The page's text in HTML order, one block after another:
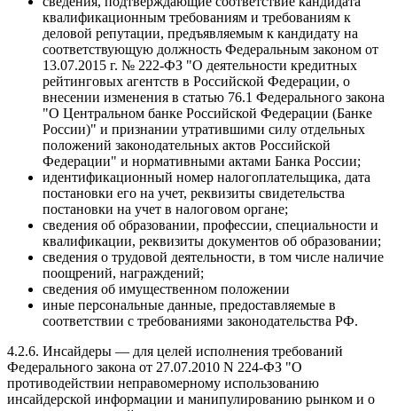
квалификационным требованиям и требованиям к
деловой репутации, предъявляемым к кандидату на
соответствующую должность Федеральным законом от
13.07.2015 г. № 222-ФЗ "О деятельности кредитных
рейтинговых агентств в Российской Федерации, о
внесении изменения в статью 76.1 Федерального закона
"О Центральном банке Российской Федерации (Банке
России)" и признании утратившими силу отдельных
положений законодательных актов Российской
Федерации" и нормативными актами Банка России;
идентификационный номер налогоплательщика, дата
постановки его на учет, реквизиты свидетельства
постановки на учет в налоговом органе;
сведения об образовании, профессии, специальности и
квалификации, реквизиты документов об образовании;
сведения о трудовой деятельности, в том числе наличие
поощрений, награждений;
сведения об имущественном положении
иные персональные данные, предоставляемые в
соответствии с требованиями законодательства РФ.
4.2.6. Инсайдеры — для целей исполнения требований
Федерального закона от 27.07.2010 N 224-ФЗ "О
противодействии неправомерному использованию
инсайдерской информации и манипулированию рынком и о